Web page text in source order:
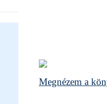
Megnézem a